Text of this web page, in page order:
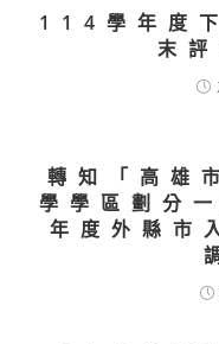
114學年度
末
轉知「高雄
學學區劃分
年度外縣市